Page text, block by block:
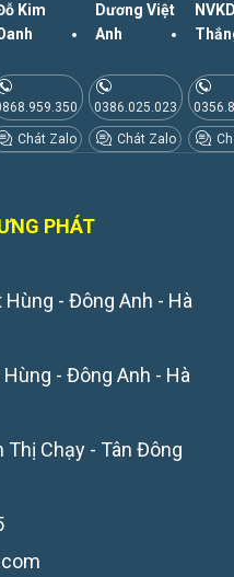
Kim
Chát Zalo
Dương Việt
Anh
0386.025.023
Chát Zalo
PHÁT
Hùng - Đông Anh - Hà
- Đông Anh - Hà
Thị Chạy - Tân Đông